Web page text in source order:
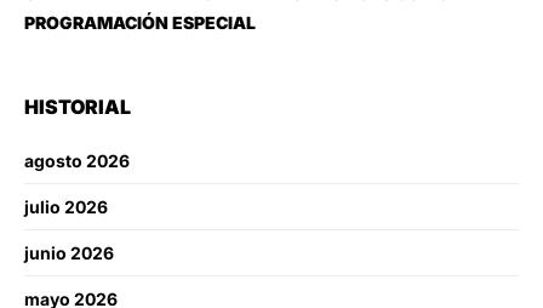
PROGRAMACIÓN ESPECIAL
HISTORIAL
agosto 2026
julio 2026
junio 2026
mayo 2026